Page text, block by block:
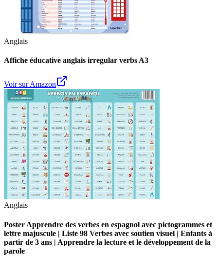
Anglais
Affiche éducative anglais irregular verbs A3
Voir sur Amazon
Anglais
Poster Apprendre des verbes en espagnol avec pictogrammes et
lettre majuscule | Liste 98 Verbes avec soutien visuel | Enfants à
partir de 3 ans | Apprendre la lecture et le développement de la
parole